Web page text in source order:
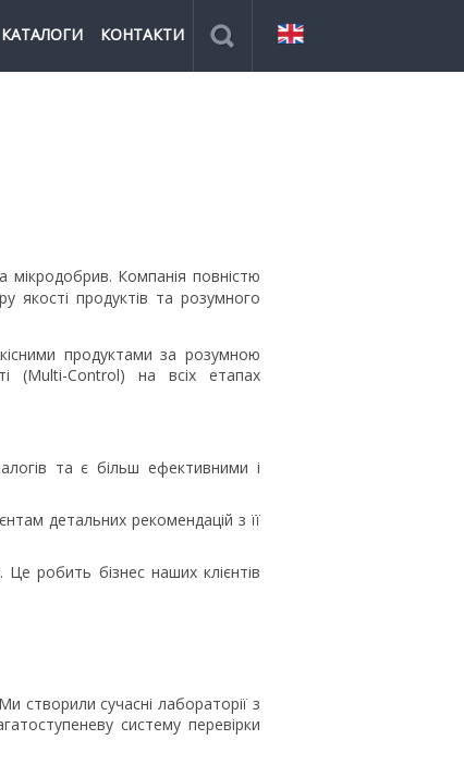
КАТАЛОГИ КОНТАКТИ
мікродобрив. Компанія повністю
якості продуктів та розумного
продуктами за розумною
(Multi-Control) на всіх етапах
та є більш ефективними і
детальних рекомендацій з її
робить бізнес наших клієнтів
створили сучасні лабораторії з
систему перевірки